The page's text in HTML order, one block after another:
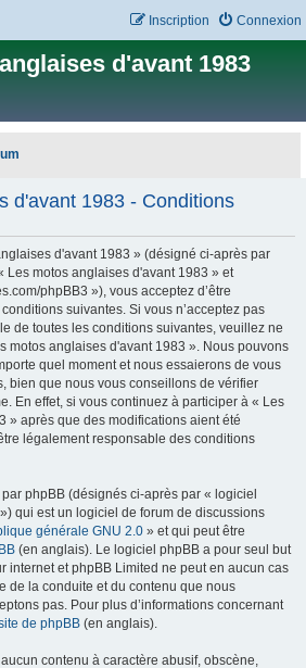
Connexion
Inscription
d'avant 1983
d'avant 1983 - Conditions
d'avant 1983 » (désigné ci-après par
Les motos anglaises d'avant 1983 » et
phpBB3 »), vous acceptez d’être
suivantes. Si vous n’acceptez pas
de toutes les conditions suivantes, veuillez ne
motos anglaises d'avant 1983 ». Nous pouvons
quel moment et nous essaierons de vous
bien que nous vous conseillons de vérifier
En effet, si vous continuez à participer à « Les
» après que des modifications aient été
légalement responsable des conditions
phpBB (désignés ci-après par « logiciel
qui est un logiciel de forum de discussions
générale GNU 2.0 » et qui peut être
(en anglais). Le logiciel phpBB a pour seul but
internet et phpBB Limited ne peut en aucun cas
de la conduite et du contenu que nous
pas. Pour plus d’informations concernant
de phpBB (en anglais).
contenu à caractère abusif, obscène,